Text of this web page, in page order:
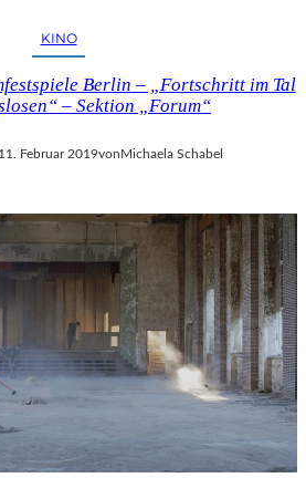
KINO
Berlin – „Fortschritt im Tal
– Sektion „Forum“
11. Februar 2019vonMichaela Schabel